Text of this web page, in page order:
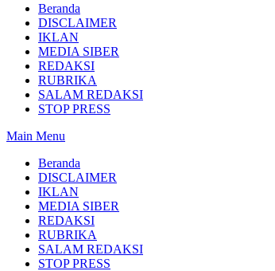
Beranda
DISCLAIMER
IKLAN
MEDIA SIBER
REDAKSI
RUBRIKA
SALAM REDAKSI
STOP PRESS
Main Menu
Beranda
DISCLAIMER
IKLAN
MEDIA SIBER
REDAKSI
RUBRIKA
SALAM REDAKSI
STOP PRESS